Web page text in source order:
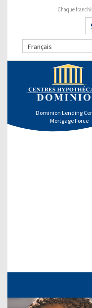
Chaque
Français
Dominion Lending
Mortgage Force